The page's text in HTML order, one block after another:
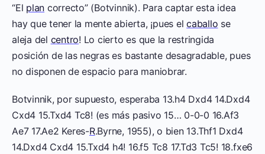
“El plan correcto” (Botvinnik). Para captar esta idea
hay que tener la mente abierta, ¡pues elcaballo se
aleja del centro! Lo cierto es que la restringida
posición de las negras es bastante desagradable, pues
no disponen de espacio para maniobrar.
Botvinnik, por supuesto, esperaba 13.h4 Dxd4 14.Dxd4
Cxd4 15.Txd4 Tc8! (es más pasivo 15… 0-0-0 16.Af3
Ae7 17.Ae2 Keres-R.Byrne, 1955), o bien 13.Thf1 Dxd4
14.Dxd4 Cxd4 15.Txd4 h4! 16.f5 Tc8 17.Td3 Tc5! 18.fxe6